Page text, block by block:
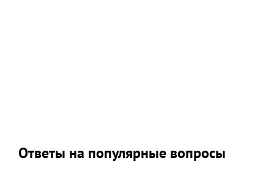
Ответы на популярные вопросы